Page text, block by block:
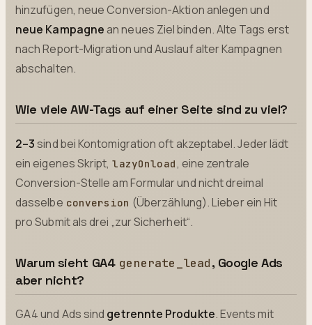
hinzufügen, neue Conversion-Aktion anlegen und
neue Kampagne an neues Ziel binden. Alte Tags erst
nach Report-Migration und Auslauf alter Kampagnen
abschalten.
Wie viele AW-Tags auf einer Seite sind zu viel?
2–3sind bei Kontomigration oft akzeptabel. Jeder lädt
ein eigenes Skript, lazyOnload, eine zentrale
Conversion-Stelle am Formular und nicht dreimal
dasselbe conversion (Überzählung). Lieber ein Hit
pro Submit als drei „zur Sicherheit“.
Warum sieht GA4 generate_lead, Google Ads
aber nicht?
GA4 und Ads sind getrennte Produkte. Events mit